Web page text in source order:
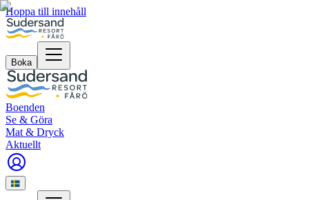
Hoppa till innehåll
Boka
Boenden
Se & Göra
Mat & Dryck
Aktuellt